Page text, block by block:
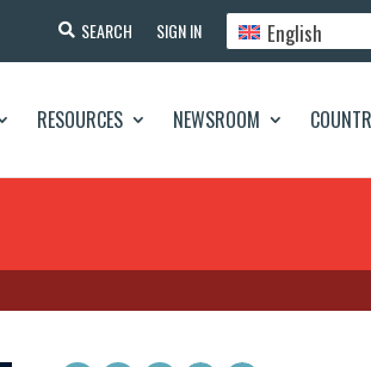
SEARCH SIGN IN English
RESOURCES NEWSROOM